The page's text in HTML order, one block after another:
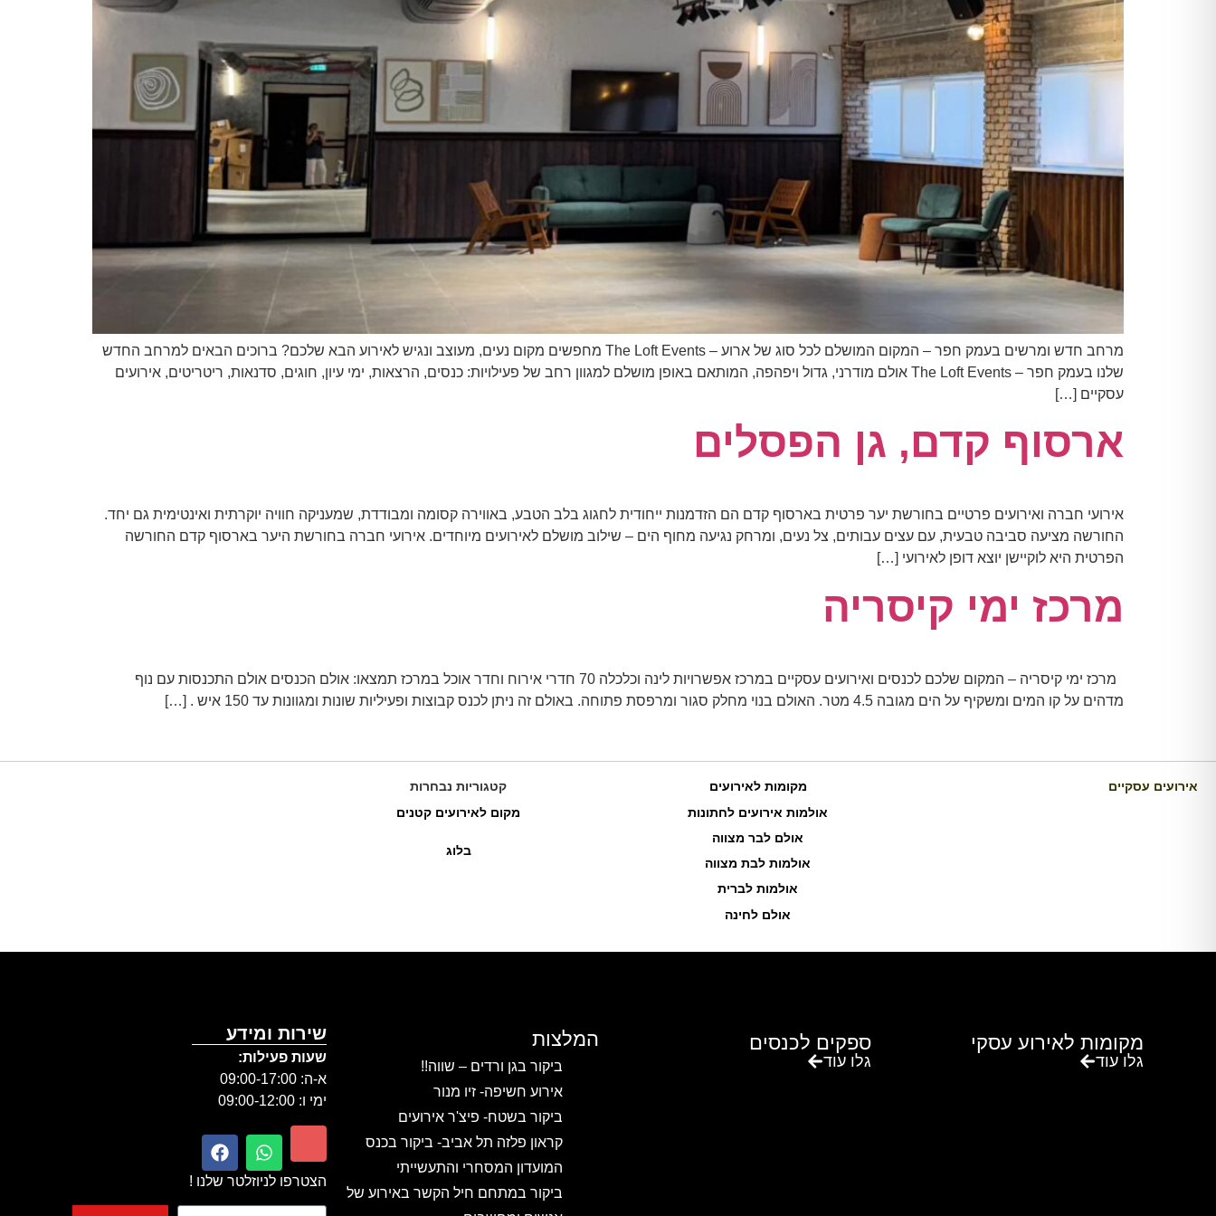
מרחב חדש ומרשים בעמק חפר – המקום המושלם לכל סוג של ארוע – The Loft Events מחפשים מקום נעים, מעוצב ונגיש לאירוע הבא שלכם? ברוכים הבאים למרחב החדש
שלנו בעמק חפר – The Loft Events אולם מודרני, גדול ויפהפה, המותאם באופן מושלם למגוון רחב של פעילויות: כנסים, הרצאות, ימי עיון, חוגים, סדנאות, ריטריטים, אירועים
עסקיים […]
ארסוף קדם, גן הפסלים
אירועי חברה ואירועים פרטיים בחורשת יער פרטית בארסוף קדם הם הזדמנות ייחודית לחגוג בלב הטבע, באווירה קסומה ומבודדת, שמעניקה חוויה יוקרתית ואינטימית גם יחד.
החורשה מציעה סביבה טבעית, עם עצים עבותים, צל נעים, ומרחק נגיעה מחוף הים – שילוב מושלם לאירועים מיוחדים. אירועי חברה בחורשת היער בארסוף קדם החורשה
הפרטית היא לוקיישן יוצא דופן לאירועי […]
מרכז ימי קיסריה
מרכז ימי קיסריה – המקום שלכם לכנסים ואירועים עסקיים במרכז אפשרויות לינה וכלכלה 70 חדרי אירוח וחדר אוכל במרכז תמצאו: אולם הכנסים אולם התכנסות עם נוף
מדהים על קו המים ומשקיף על הים מגובה 4.5 מטר. האולם בנוי מחלק סגור ומרפסת פתוחה. באולם זה ניתן לכנס קבוצות ופעיליות שונות ומגוונות עד 150 איש . […]
אירועים עסקיים
מקומות לאירועים
אולמות אירועים לחתונות
אולם לבר מצווה
אולמות לבת מצווה
אולמות לברית
אולם לחינה
קטגוריות נבחרות
מקום לאירועים קטנים
בלוג
מקומות לאירוע עסקי
גלו עוד
ספקים לכנסים
גלו עוד
המלצות
ביקור בגן ורדים – שווה!!
אירוע חשיפה- זיו מנור
ביקור בשטח- פיצ'ר אירועים
קראון פלזה תל אביב- ביקור בכנס
המועדון המסחרי והתעשייתי
ביקור במתחם חיל הקשר באירוע של
שירות ומידע
שעות פעילות:
א-ה: 09:00-17:00
ימי ו: 09:00-12:00
הצטרפו לניוזלטר שלנו !